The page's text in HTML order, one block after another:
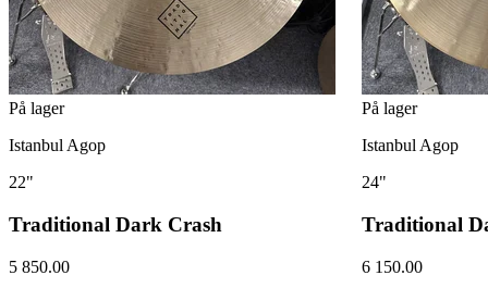
På lager
Istanbul Agop
22"
Traditional Dark Crash
5 850.00
På lager
Istanbul Agop
24"
Traditional
6 150.00